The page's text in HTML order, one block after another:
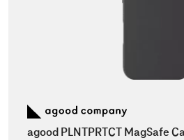
agood PLNTPRTCT MagSafe